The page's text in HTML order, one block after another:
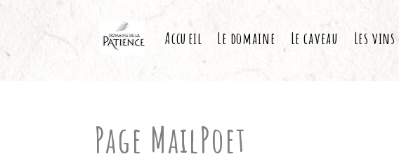
Accueil Le domaine Le caveau Les vins
Page MailPoet